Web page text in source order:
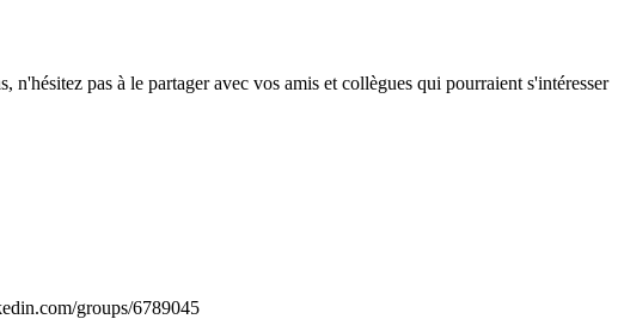
pas à le partager avec vos amis et collègues qui pourraient s'intéresser
groups/6789045